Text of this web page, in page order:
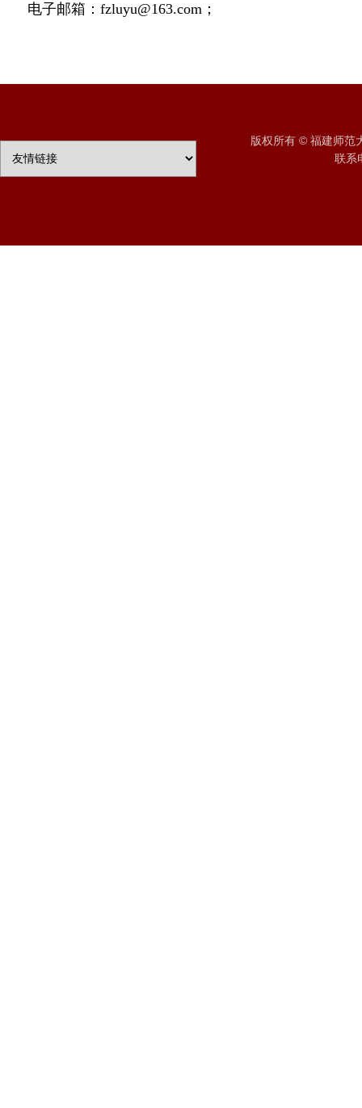
电子邮箱： fzluyu@163.com ；
版权所有 © 福建师范
联系